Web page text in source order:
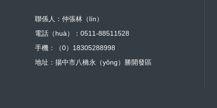
聯係人：仲張林（lín）
電話（huà）：0511-88511528
手機：（0）18305288998
地址：揚中市八橋永（yǒng）勝開發區